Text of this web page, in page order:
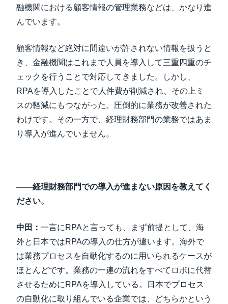
融機関における顧客情報の管理業務などは、かなり進
んでいます。
顧客情報など絶対に間違いが許されない情報を扱うと
き、金融機関はこれまで人員を導入して三重四重のチ
ェックを行うことで対応してきました。しかし、
RPAを導入したことで人件費が削減され、その上ミ
スの軽減にもつながった。圧倒的に業務が改善された
わけです。その一方で、経理財務部門の業務ではあま
り導入が進んでいません。
――経理財務部門での導入が進まない原因を教えてく
ださい。
中田： 一言にRPAと言っても、まず前提として、海
外と日本ではRPAの導入の仕方が違います。海外で
は業務プロセスを自動化するのに用いられるケースが
ほとんどです。業務の一連の流れをすべてロボに代替
させるためにRPAを導入している。日本でプロセス
の自動化に取り組んでいる企業では、どちらかという